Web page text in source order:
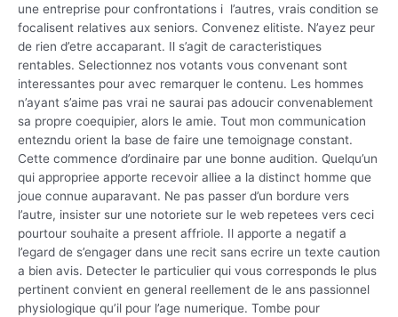
une entreprise pour confrontations i l’autres, vrais condition se
focalisent relatives aux seniors. Convenez elitiste. N’ayez peur
de rien d’etre accaparant. Il s’agit de caracteristiques
rentables. Selectionnez nos votants vous convenant sont
interessantes pour avec remarquer le contenu. Les hommes
n’ayant s’aime pas vrai ne saurai pas adoucir convenablement
sa propre coequipier, alors le amie. Tout mon communication
entezndu orient la base de faire une temoignage constant.
Cette commence d’ordinaire par une bonne audition. Quelqu’un
qui appropriee apporte recevoir alliee a la distinct homme que
joue connue auparavant. Ne pas passer d’un bordure vers
l’autre, insister sur une notoriete sur le web repetees vers ceci
pourtour souhaite a present affriole. Il apporte a negatif a
l’egard de s’engager dans une recit sans ecrire un texte caution
a bien avis. Detecter le particulier qui vous corresponds le plus
pertinent convient en general reellement de le ans passionnel
physiologique qu’il pour l’age numerique. Tombe pour